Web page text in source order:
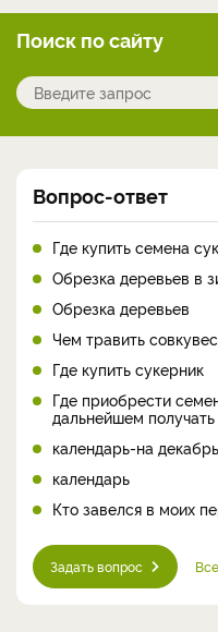
Поиск по сайту
Вопрос-ответ
Где купить семена
Обрезка деревьев в
Обрезка деревьев
Чем травить
Где купить сукерник
Где приобрести
дальнейшем
календарь-на
календарь
Кто завелся в моих
Задать вопрос